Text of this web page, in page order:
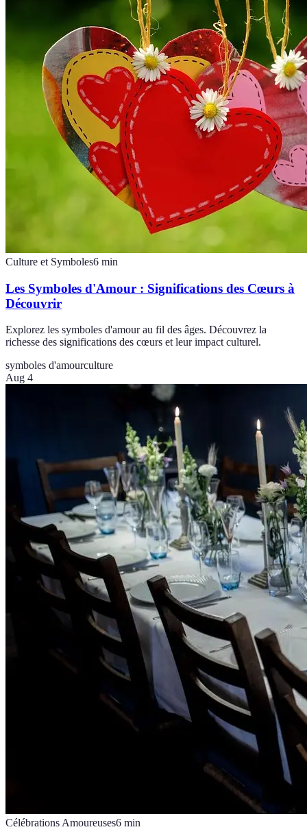
Culture et Symboles6 min
Les Symboles d'Amour : Significations des Cœurs à
Découvrir
Explorez les symboles d'amour au fil des âges. Découvrez la
richesse des significations des cœurs et leur impact culturel.
symboles d'amourculture
Aug 4
Célébrations Amoureuses6 min